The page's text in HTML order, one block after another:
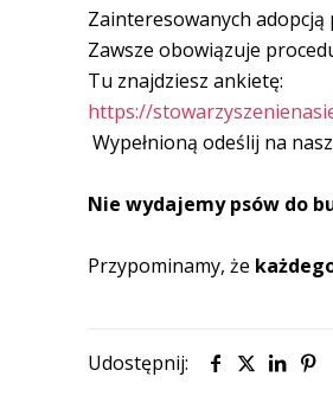
Zainteresowanych
Zawsze obowiązuje
Tu znajdziesz ankietę:
https://
Wypełnioną odeślij na
Nie wydajemy psów do
Przypominamy, że
Udostępnij: